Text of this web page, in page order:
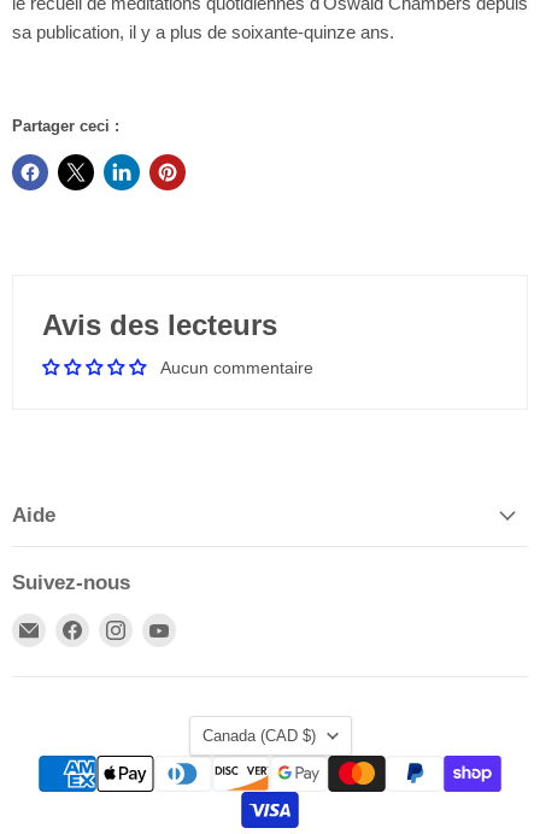
sa publication, il y a plus de soixante-quinze ans.
Partager ceci :
Avis des lecteurs
Aucun commentaire
Aide
Suivez-nous
Email
Trouvez-Trouvez-
Pays
Canada (CAD $)